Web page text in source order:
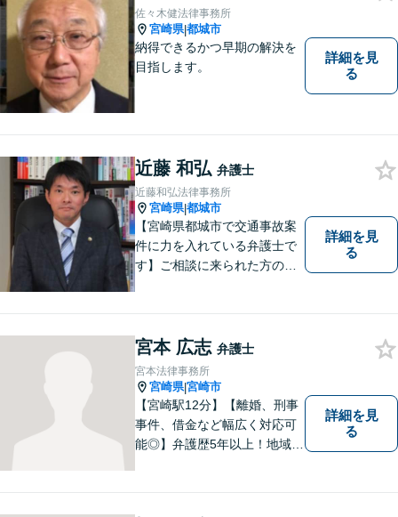
佐々木健法律事務所
宮崎県|都城市
納得できるかつ早期の解決を
目指します。
詳細を見
る
近藤 和弘 弁護士
近藤和弘法律事務所
宮崎県|都城市
【宮崎県都城市で交通事故案
件に力を入れている弁護士で
す】ご相談に来られた方の話
は，依頼者が希望されるベス
トな解決に至るよう最善を尽
くします。お気軽にご相談く
ださい。
詳細を見
る
宮本 広志 弁護士
宮本法律事務所
宮崎県|宮崎市
【宮崎駅12分】【離婚、刑事
事件、借金など幅広く対応可
能◎】弁護歴5年以上！地域に
詳細を見
る